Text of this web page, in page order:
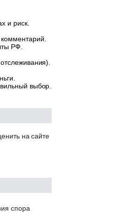
и риск.
РФ.
выбор.
на сайте
спора